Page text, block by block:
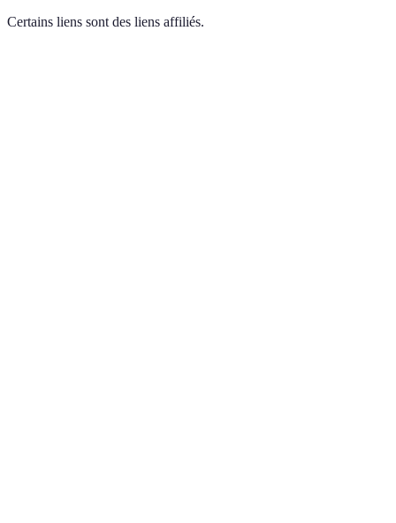
Certains liens sont des liens affiliés.